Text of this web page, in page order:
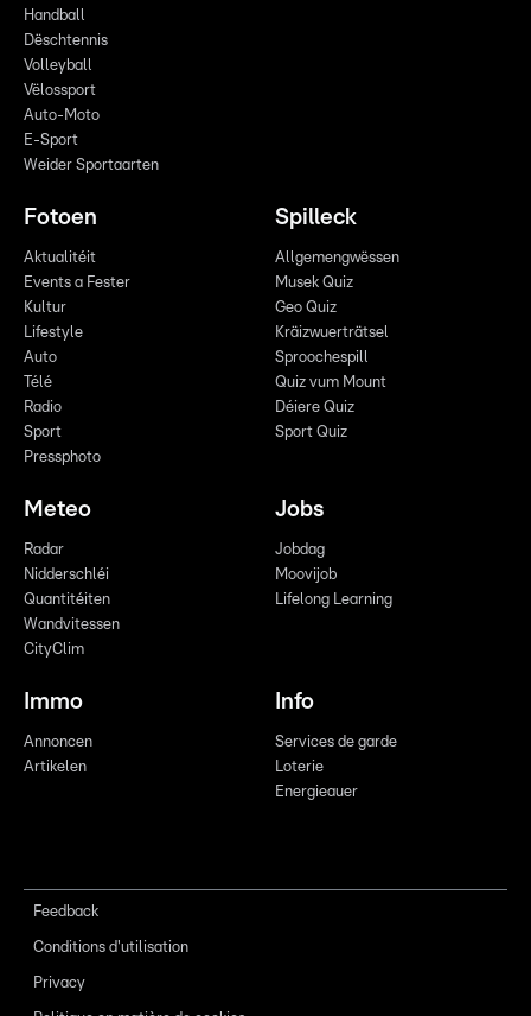
Handball
Dëschtennis
Volleyball
Vëlossport
Auto-Moto
E-Sport
Weider Sportaarten
Fotoen
Aktualitéit
Events a Fester
Kultur
Lifestyle
Auto
Télé
Radio
Sport
Pressphoto
Spilleck
Allgemengwëssen
Musek Quiz
Geo Quiz
Kräizwuerträtsel
Sproochespill
Quiz vum Mount
Déiere Quiz
Sport Quiz
Meteo
Radar
Nidderschléi
Quantitéiten
Wandvitessen
CityClim
Jobs
Jobdag
Moovijob
Lifelong Learning
Immo
Annoncen
Artikelen
Info
Services de garde
Loterie
Energieauer
Feedback
Conditions d'utilisation
Privacy